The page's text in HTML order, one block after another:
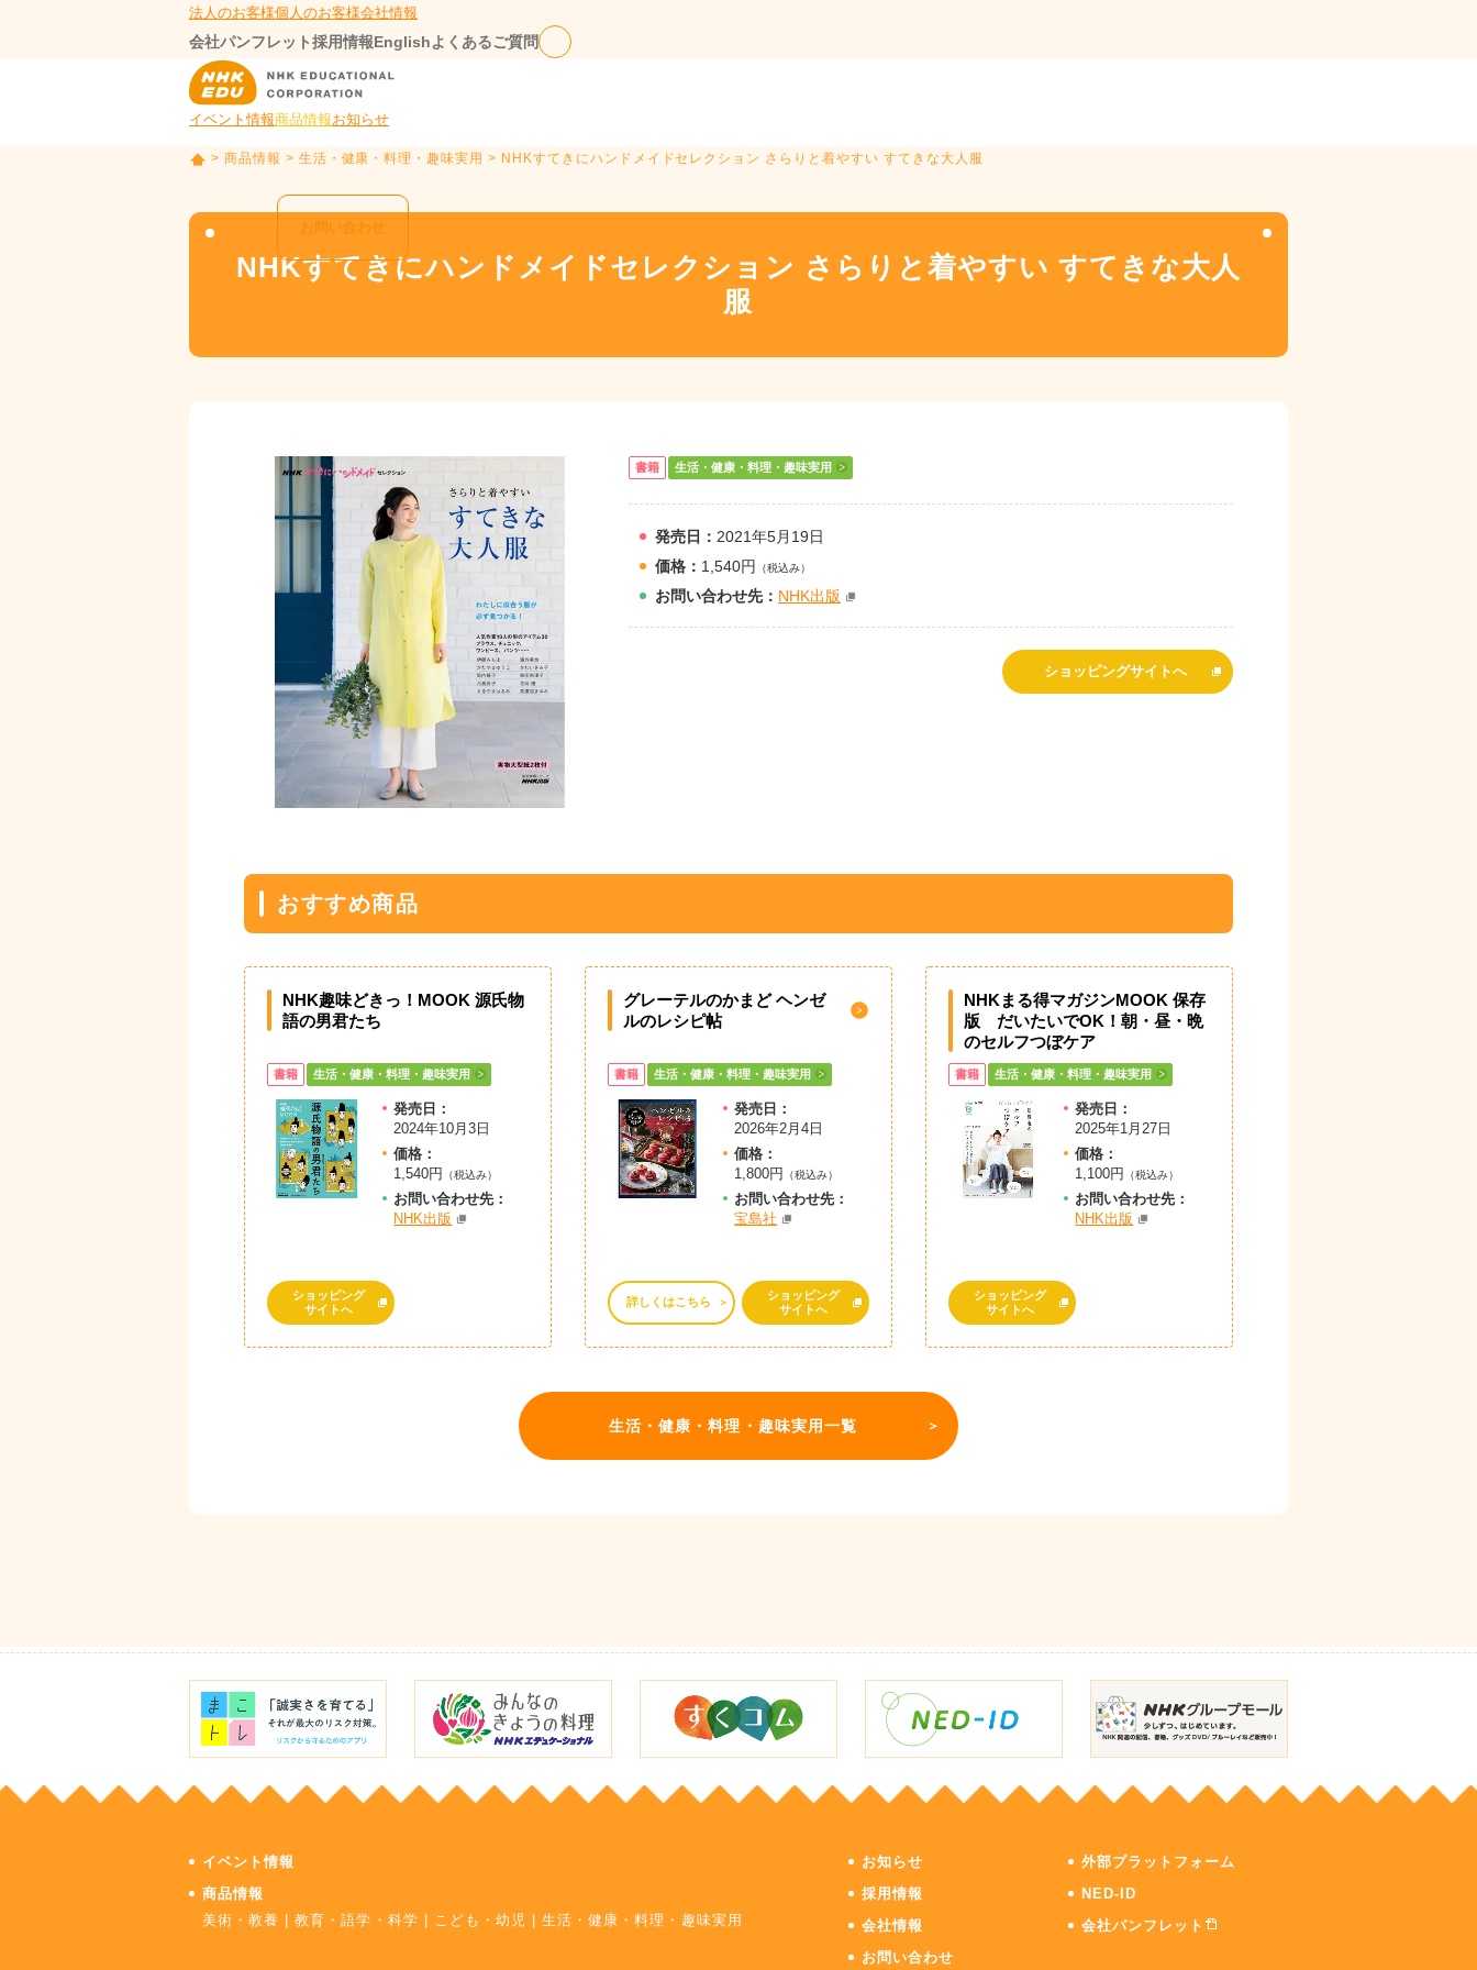
法人のお客様個人のお客様会社情報
会社パンフレット採用情報Englishよくあるご質問
イベント情報商品情報お知らせ
お問い合わせ
P
> 商品情報 > 生活・健康・料理・趣味実用 > NHKすてきにハンドメイドセレクション さらりと着やすい すてきな大人服
NHKすてきにハンドメイドセレクション さらりと着やすい すてきな大人
服
書籍 生活・健康・料理・趣味実用
発売日： 2021年5月19日
価格： 1,540円 （税込み）
お問い合わせ先： NHK出版
ショッピングサイトへ
おすすめ商品
NHK趣味どきっ！MOOK 源氏物
語の男君たち
書籍 生活・健康・料理・趣味実用
発売日：
2024年10月3日
価格：
1,540円
（税込み）
お問い合わせ先：
NHK出版
ショッピング
サイトへ
グレーテルのかまど ヘンゼ
ルのレシピ帖
書籍 生活・健康・料理・趣味実用
発売日：
2026年2月4日
価格：
1,800円
（税込み）
お問い合わせ先：
宝島社
詳しくはこちら
ショッピング
サイトへ
NHKまる得マガジンMOOK 保存
版 だいたいでOK！朝・昼・晩
のセルフつぼケア
書籍 生活・健康・料理・趣味実用
発売日：
2025年1月27日
価格：
1,100円
（税込み）
お問い合わせ先：
NHK出版
ショッピング
サイトへ
生活・健康・料理・趣味実用一覧
イベント情報
商品情報
美術・教養
|教育・語学・科学 こども・幼児 |生活・健康・料理・趣味実用
お知らせ
採用情報
会社情報
お問い合わせ
外部プラットフォーム
NED-ID
会社パンフレット